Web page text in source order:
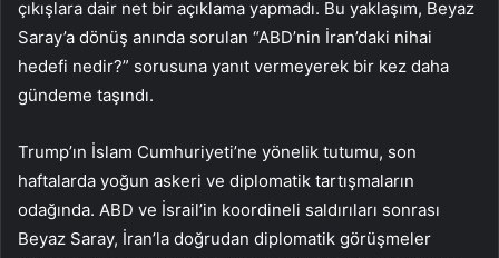
çıkışlara dair net bir açıklama yapmadı. Bu yaklaşım, Beyaz
Saray’a dönüş anında sorulan “ABD’nin İran’daki nihai
hedefi nedir?” sorusuna yanıt vermeyerek bir kez daha
gündeme taşındı.
Trump’ın İslam Cumhuriyeti’ne yönelik tutumu, son
haftalarda yoğun askeri ve diplomatik tartışmaların
odağında. ABD ve İsrail’in koordineli saldırıları sonrası
Beyaz Saray, İran’la doğrudan diplomatik görüşmeler